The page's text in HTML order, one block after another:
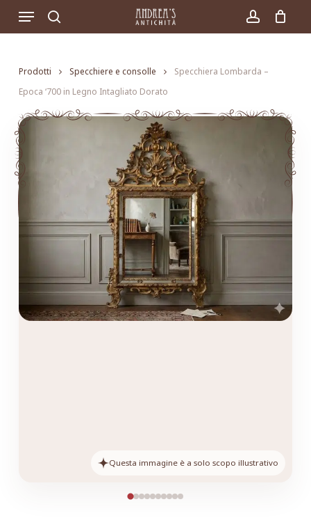
search account
Menu
Prodotti Specchiere e consolle
Specchiera Lombarda –
Epoca ‘700 in Legno Intagliato Dorato
Questa immagine è a solo scopo illustrativo